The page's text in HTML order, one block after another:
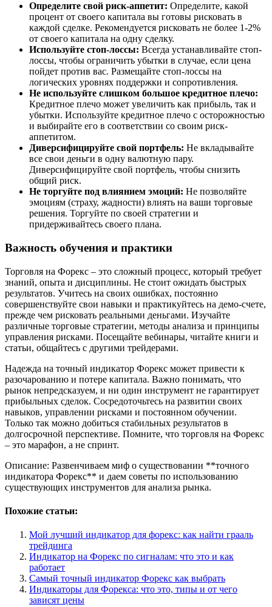
Определите свой риск-аппетит: Определите, какой
процент от своего капитала вы готовы рисковать в
каждой сделке. Рекомендуется рисковать не более 1-2%
от своего капитала на одну сделку.
Используйте стоп-лоссы: Всегда устанавливайте стоп-
лоссы, чтобы ограничить убытки в случае, если цена
пойдет против вас. Размещайте стоп-лоссы на
логических уровнях поддержки и сопротивления.
Не используйте слишком большое кредитное плечо:
Кредитное плечо может увеличить как прибыль, так и
убытки. Используйте кредитное плечо с осторожностью
и выбирайте его в соответствии со своим риск-
аппетитом.
Диверсифицируйте свой портфель: Не вкладывайте
все свои деньги в одну валютную пару.
Диверсифицируйте свой портфель, чтобы снизить
общий риск.
Не торгуйте под влиянием эмоций: Не позволяйте
эмоциям (страху, жадности) влиять на ваши торговые
решения. Торгуйте по своей стратегии и
придерживайтесь своего плана.
Важность обучения и практики
Торговля на Форекс – это сложный процесс, который требует
знаний, опыта и дисциплины. Не стоит ожидать быстрых
результатов. Учитесь на своих ошибках, постоянно
совершенствуйте свои навыки и практикуйтесь на демо-счете,
прежде чем рисковать реальными деньгами. Изучайте
различные торговые стратегии, методы анализа и принципы
управления рисками. Посещайте вебинары, читайте книги и
статьи, общайтесь с другими трейдерами.
Надежда на точный индикатор Форекс может привести к
разочарованию и потере капитала. Важно понимать, что
рынок непредсказуем, и ни один инструмент не гарантирует
прибыльных сделок. Сосредоточьтесь на развитии своих
навыков, управлении рисками и постоянном обучении.
Только так можно добиться стабильных результатов в
долгосрочной перспективе. Помните, что торговля на Форекс
– это марафон, а не спринт.
Описание: Развенчиваем миф о существовании **точного
индикатора Форекс** и даем советы по использованию
существующих инструментов для анализа рынка.
Похожие статьи:
Мой лучший индикатор для форекс: как найти грааль
трейдинга
Индикатор на Форекс по сигналам: что это и как
работает
Самый точный индикатор Форекс как выбрать
Индикаторы для Форекса: что это, типы и от чего
зависят цены